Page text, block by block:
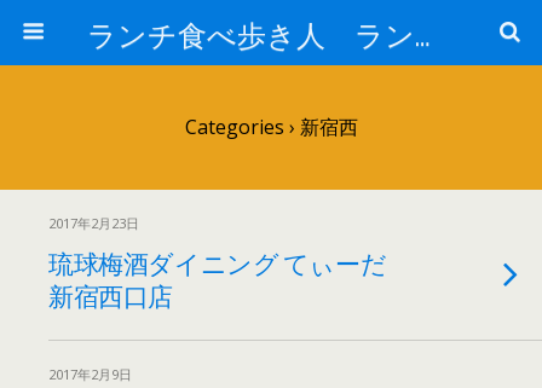
ランチ食べ歩き人 ランチパスポートで美味しいランチ 安い 贅沢 おいしい
Categories › 新宿西
2017年2月23日
琉球梅酒ダイニング てぃーだ
新宿西口店
2017年2月9日